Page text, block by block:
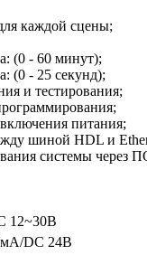
каждой сцены;
(0 - 60 минут);
(0 - 25 секунд);
и тестирования;
питания;
шиной HDL и
системы через
12~30В
DC 24В